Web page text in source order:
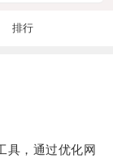
排行
，通过优化网